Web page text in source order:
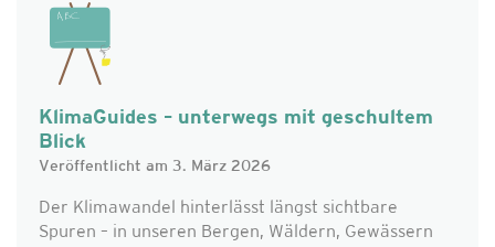
KlimaGuides – unterwegs mit geschultem
Blick
Veröffentlicht am 3. März 2026
Der Klimawandel hinterlässt längst sichtbare
Spuren – in unseren Bergen, Wäldern, Gewässern